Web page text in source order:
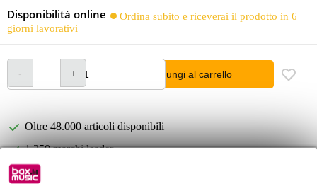
Disponibilità online
Ordina subito e riceverai il prodotto in 6
giorni lavorativi
Aggiungi al carrello
Oltre 48.000 articoli disponibili
1.250 marchi leader